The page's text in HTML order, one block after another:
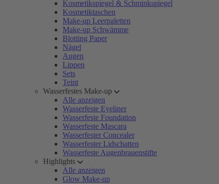
Kosmetikspiegel & Schminkspiegel
Kosmetiktaschen
Make-up Leerpaletten
Make-up Schwämme
Blotting Paper
Nägel
Augen
Lippen
Sets
Teint
Wasserfestes Make-up
Alle anzeigen
Wasserfeste Eyeliner
Wasserfeste Foundation
Wasserfeste Mascara
Wasserfester Concealer
Wasserfester Lidschatten
Wasserfeste Augenbrauenstifte
Highlights
Alle anzeigen
Glow Make-up